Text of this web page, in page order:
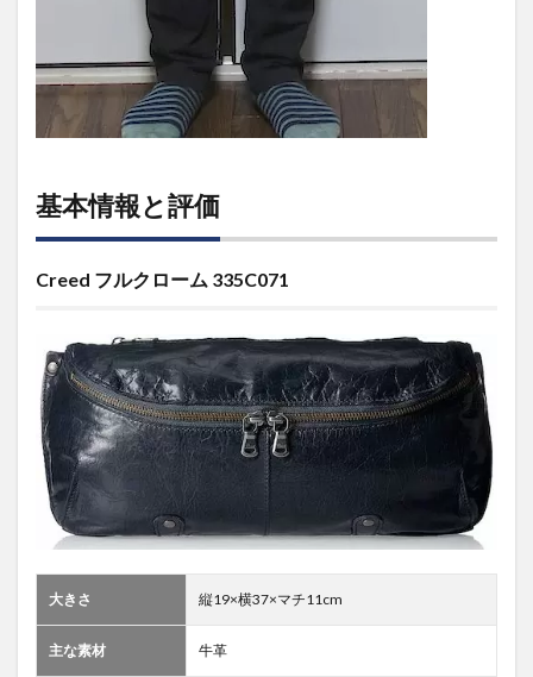
基本情報と評価
Creed フルクローム 335C071
大きさ 縦19×横37×マチ11cm
主な素材 牛革